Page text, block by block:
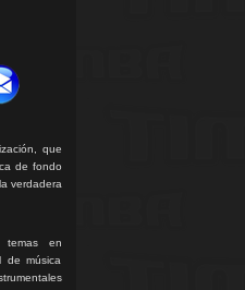
que
de fondo
verdadera
temas en
de música